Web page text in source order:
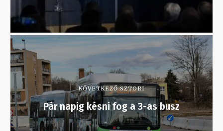
KÖVETKEZŐ SZTORI
Pár napig késni fog a 3-as busz